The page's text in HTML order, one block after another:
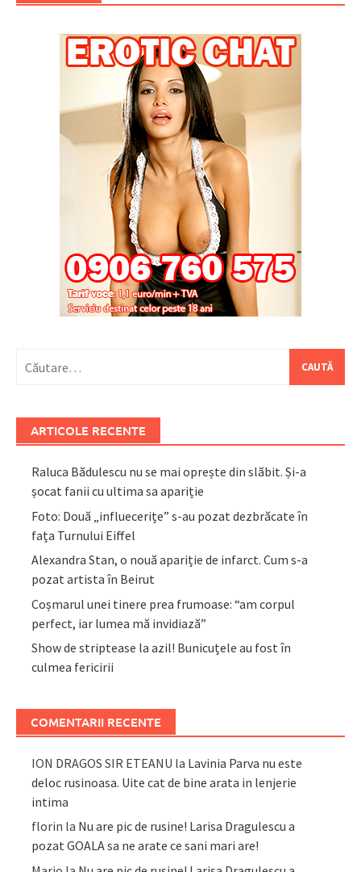
după:
ARTICOLE RECENTE
Raluca Bădulescu nu se mai oprește din slăbit. Și-a
șocat fanii cu ultima sa apariție
Foto: Două „influecerițe” s-au pozat dezbrăcate în
fața Turnului Eiffel
Alexandra Stan, o nouă apariție de infarct. Cum s-a
pozat artista în Beirut
Coșmarul unei tinere prea frumoase: “am corpul
perfect, iar lumea mă invidiază”
Show de striptease la azil! Bunicuțele au fost în
culmea fericirii
COMENTARII RECENTE
ION DRAGOS SIR ETEANU la Lavinia Parva nu este
deloc rusinoasa. Uite cat de bine arata in lenjerie
intima
florin la Nu are pic de rusine! Larisa Dragulescu a
pozat GOALA sa ne arate ce sani mari are!